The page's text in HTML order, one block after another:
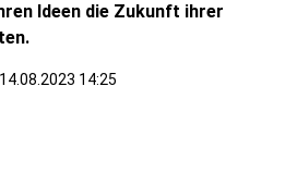
Ideen die Zukunft ihrer
14:25